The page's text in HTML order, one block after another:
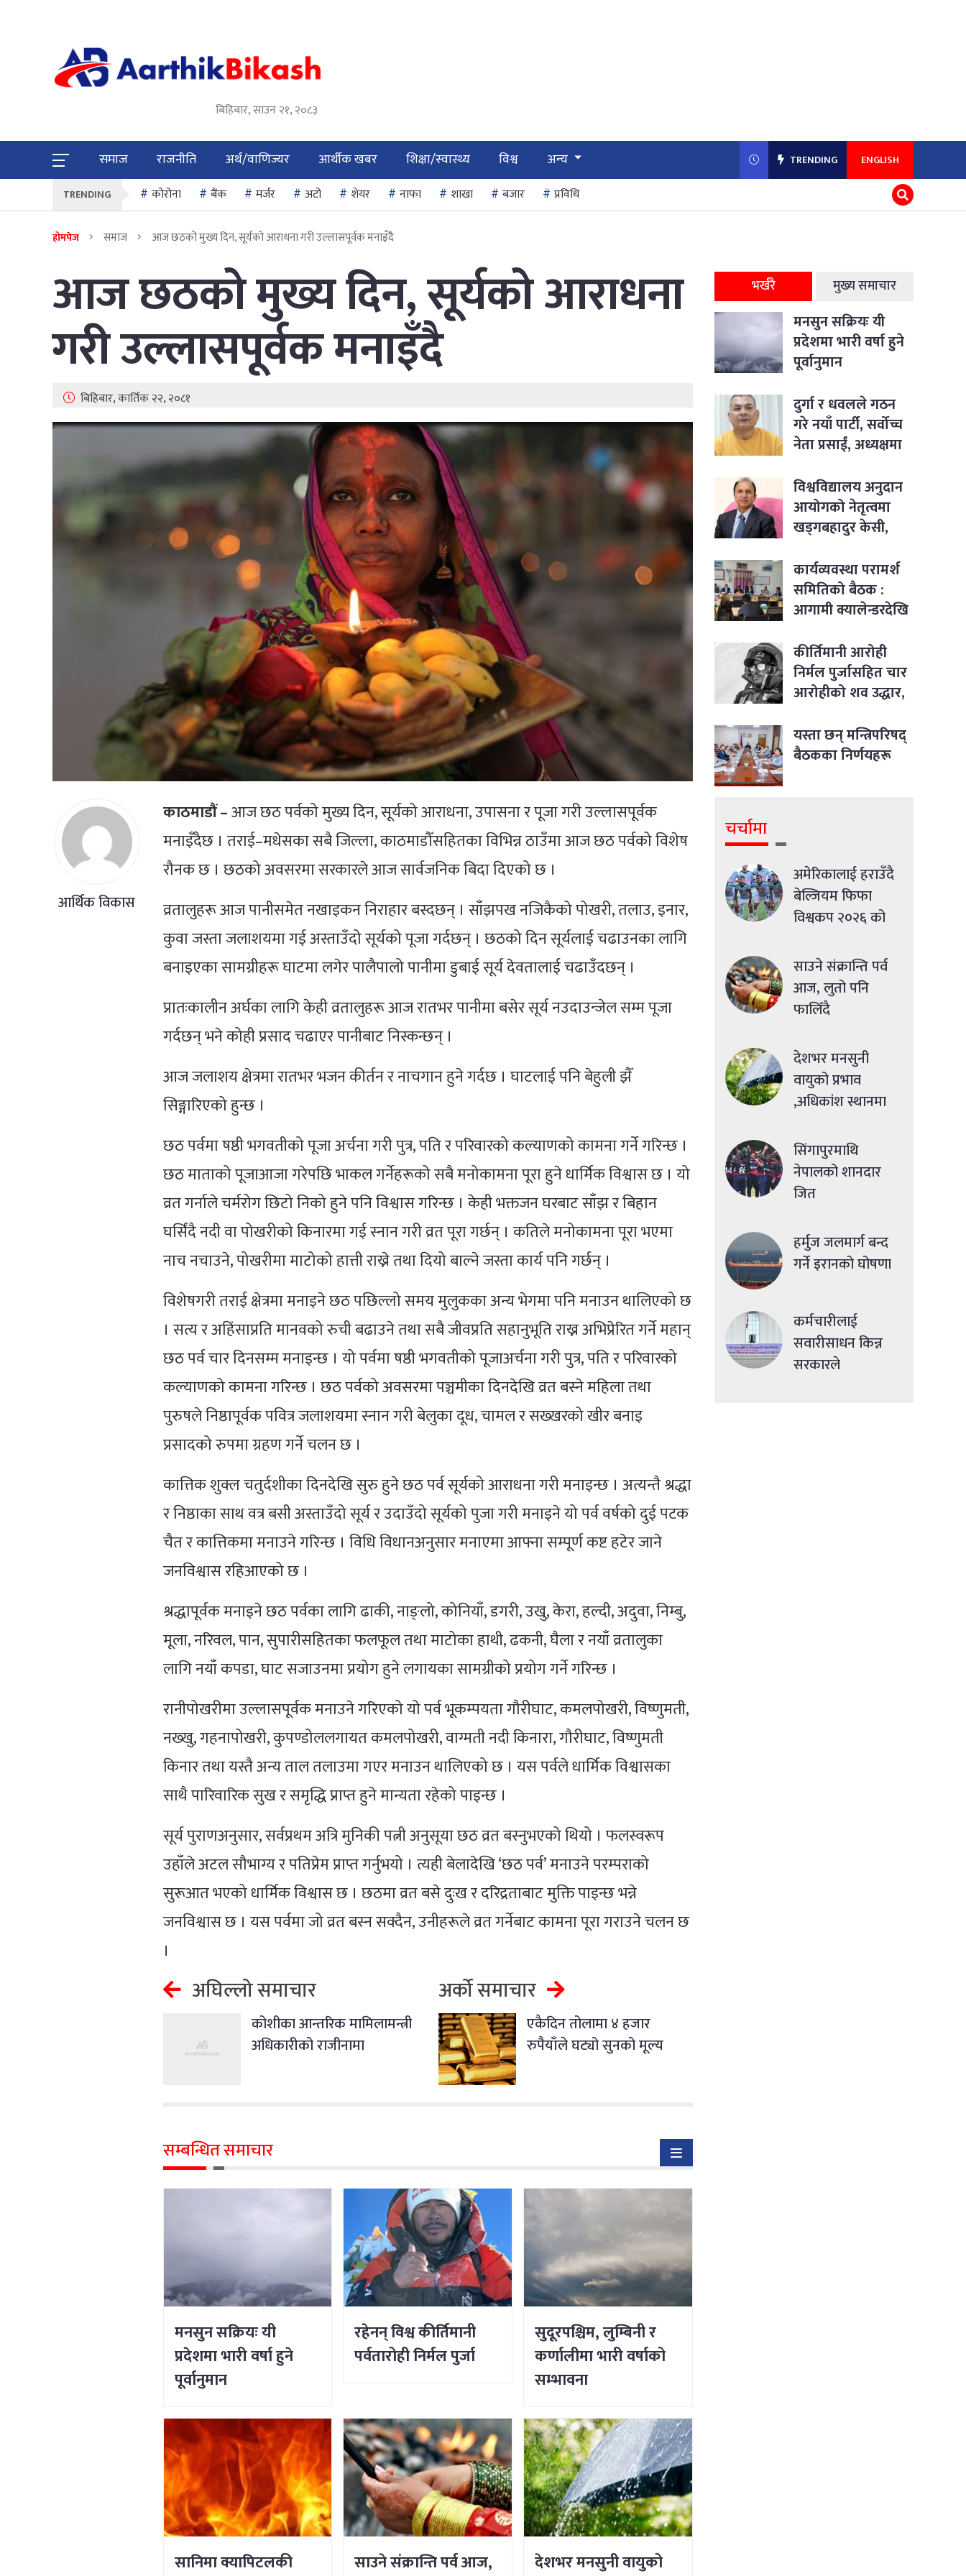
बिहिबार, साउन २१, २०८३
समाज राजनीति अर्थ/वाणिज्यर आर्थीक खबर शिक्षा/स्वास्थ्य विश्व अन्य TRENDING ENGLISH
TRENDING कोरोना बैंक मर्जर अटो शेयर नाफा शाखा बजार प्रविधि
होमपेज समाज आज छठको मुख्य दिन, सूर्यको आराधना गरी उल्लासपूर्वक मनाइँदै
आज छठको मुख्य दिन, सूर्यको आराधना
गरी उल्लासपूर्वक मनाइँदै
बिहिबार, कार्तिक २२, २०८१
आर्थिक विकास
काठमाडौं –आज छठ पर्वको मुख्य दिन, सूर्यको आराधना, उपासना र पूजा गरी उल्लासपूर्वक
मनाइँदैछ । तराई–मधेसका सबै जिल्ला, काठमाडौँसहितका विभिन्न ठाउँमा आज छठ पर्वको विशेष
रौनक छ । छठको अवसरमा सरकारले आज सार्वजनिक बिदा दिएको छ ।
व्रतालुहरू आज पानीसमेत नखाइकन निराहार बस्दछन् । साँझपख नजिकैको पोखरी, तलाउ, इनार,
कुवा जस्ता जलाशयमा गई अस्ताउँदो सूर्यको पूजा गर्दछन् । छठको दिन सूर्यलाई चढाउनका लागि
बनाइएका सामग्रीहरू घाटमा लगेर पालैपालो पानीमा डुबाई सूर्य देवतालाई चढाउँदछन् ।
प्रातःकालीन अर्घका लागि केही व्रतालुहरू आज रातभर पानीमा बसेर सूर्य नउदाउन्जेल सम्म पूजा
गर्दछन् भने कोही प्रसाद चढाएर पानीबाट निस्कन्छन् ।
आज जलाशय क्षेत्रमा रातभर भजन कीर्तन र नाचगान हुने गर्दछ । घाटलाई पनि बेहुली झैँ
सिङ्गारिएको हुन्छ ।
छठ पर्वमा षष्ठी भगवतीको पूजा अर्चना गरी पुत्र, पति र परिवारको कल्याणको कामना गर्ने गरिन्छ ।
छठ माताको पूजाआजा गरेपछि भाकल गर्नेहरूको सबै मनोकामना पूरा हुने धार्मिक विश्वास छ । यो
व्रत गर्नाले चर्मरोग छिटो निको हुने पनि विश्वास गरिन्छ । केही भक्तजन घरबाट साँझ र बिहान
घर्सिंदै नदी वा पोखरीको किनारमा गई स्नान गरी व्रत पूरा गर्छन् । कतिले मनोकामना पूरा भएमा
नाच नचाउने, पोखरीमा माटोको हात्ती राख्ने तथा दियो बाल्ने जस्ता कार्य पनि गर्छन् ।
विशेषगरी तराई क्षेत्रमा मनाइने छठ पछिल्लो समय मुलुकका अन्य भेगमा पनि मनाउन थालिएको छ
। सत्य र अहिंसाप्रति मानवको रुची बढाउने तथा सबै जीवप्रति सहानुभूति राख्न अभिप्रेरित गर्ने महान्
छठ पर्व चार दिनसम्म मनाइन्छ । यो पर्वमा षष्ठी भगवतीको पूजाअर्चना गरी पुत्र, पति र परिवारको
कल्याणको कामना गरिन्छ । छठ पर्वको अवसरमा पञ्चमीका दिनदेखि व्रत बस्ने महिला तथा
पुरुषले निष्ठापूर्वक पवित्र जलाशयमा स्नान गरी बेलुका दूध, चामल र सख्खरको खीर बनाइ
प्रसादको रुपमा ग्रहण गर्ने चलन छ ।
कात्तिक शुक्ल चतुर्दशीका दिनदेखि सुरु हुने छठ पर्व सूर्यको आराधना गरी मनाइन्छ । अत्यन्तै श्रद्धा
र निष्ठाका साथ वत्र बसी अस्ताउँदो सूर्य र उदाउँदो सूर्यको पुजा गरी मनाइने यो पर्व वर्षको दुई पटक
चैत र कात्तिकमा मनाउने गरिन्छ । विधि विधानअनुसार मनाएमा आफ्ना सम्पूर्ण कष्ट हटेर जाने
जनविश्वास रहिआएको छ ।
श्रद्धापूर्वक मनाइने छठ पर्वका लागि ढाकी, नाङ्लो, कोनियाँ, डगरी, उखु, केरा, हल्दी, अदुवा, निम्बु,
मूला, नरिवल, पान, सुपारीसहितका फलफूल तथा माटोका हाथी, ढकनी, घैला र नयाँ व्रतालुका
लागि नयाँ कपडा, घाट सजाउनमा प्रयोग हुने लगायका सामग्रीको प्रयोग गर्ने गरिन्छ ।
रानीपोखरीमा उल्लासपूर्वक मनाउने गरिएको यो पर्व भूकम्पयता गौरीघाट, कमलपोखरी, विष्णुमती,
नख्खु, गहनापोखरी, कुपण्डोललगायत कमलपोखरी, वाग्मती नदी किनारा, गौरीघाट, विष्णुमती
किनार तथा यस्तै अन्य ताल तलाउमा गएर मनाउन थालिएको छ । यस पर्वले धार्मिक विश्वासका
साथै पारिवारिक सुख र समृद्धि प्राप्त हुने मान्यता रहेको पाइन्छ ।
सूर्य पुराणअनुसार, सर्वप्रथम अत्रि मुनिकी पत्नी अनुसूया छठ व्रत बस्नुभएको थियो । फलस्वरूप
उहाँले अटल सौभाग्य र पतिप्रेम प्राप्त गर्नुभयो । त्यही बेलादेखि ‘छठ पर्व’ मनाउने परम्पराको
सुरूआत भएको धार्मिक विश्वास छ । छठमा व्रत बसे दुःख र दरिद्रताबाट मुक्ति पाइन्छ भन्ने
जनविश्वास छ । यस पर्वमा जो व्रत बस्न सक्दैन, उनीहरूले व्रत गर्नेबाट कामना पूरा गराउने चलन छ
।
अघिल्लो समाचार
कोशीका आन्तरिक मामिलामन्त्री
अधिकारीको राजीनामा
अर्को समाचार
एकैदिन तोलामा ४ हजार
रुपैयाँले घट्यो सुनको मूल्य
सम्बन्धित समाचार
मनसुन सक्रियः यी
प्रदेशमा भारी वर्षा हुने
पूर्वानुमान
रहेनन् विश्व कीर्तिमानी
पर्वतारोही निर्मल पुर्जा
सुदूरपश्चिम, लुम्बिनी र
कर्णालीमा भारी वर्षाको
सम्भावना
सानिमा क्यापिटलकी
साउने संक्रान्ति पर्व आज,
देशभर मनसुनी वायुको
भर्खरै मुख्य समाचार
मनसुन सक्रियः यी
प्रदेशमा भारी वर्षा हुने
पूर्वानुमान
दुर्गा र धवलले गठन
गरे नयाँ पार्टी, सर्वोच्च
नेता प्रसाईं, अध्यक्षमा
विश्वविद्यालय अनुदान
आयोगको नेतृत्वमा
खड्गबहादुर केसी,
नियुक्त
कार्यव्यवस्था परामर्श
समितिको बैठक :
आगामी क्यालेन्डरदेखि
विषयसम्म छलफल
कीर्तिमानी आरोही
निर्मल पुर्जासहित चार
आरोहीको शव उद्धार,
यस्ता छन् मन्त्रिपरिषद्
बैठकका निर्णयहरू
चर्चामा
अमेरिकालाई हराउँदै
बेल्जियम फिफा
विश्वकप २०२६ को
प्रवेश
साउने संक्रान्ति पर्व
आज, लुतो पनि
फालिँदै
देशभर मनसुनी
वायुको प्रभाव
,अधिकांश स्थानमा
सिंगापुरमाथि
नेपालको शानदार
जित
हर्मुज जलमार्ग बन्द
गर्ने इरानको घोषणा
कर्मचारीलाई
सवारीसाधन किन्न
सरकारले